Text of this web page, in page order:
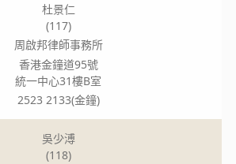
杜景仁
(117)
周啟邦律師事務所
香港金鐘道95號
統一中心31樓B室
2523 2133(金鐘)
吳少溥
(118)